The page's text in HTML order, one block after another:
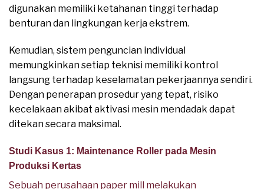
digunakan memiliki ketahanan tinggi terhadap
benturan dan lingkungan kerja ekstrem.
Kemudian, sistem penguncian individual
memungkinkan setiap teknisi memiliki kontrol
langsung terhadap keselamatan pekerjaannya sendiri.
Dengan penerapan prosedur yang tepat, risiko
kecelakaan akibat aktivasi mesin mendadak dapat
ditekan secara maksimal.
Studi Kasus 1: Maintenance Roller pada Mesin
Produksi Kertas
Sebuah perusahaan paper mill melakukan